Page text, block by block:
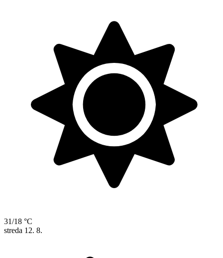
31/18 °C
streda 12. 8.